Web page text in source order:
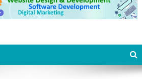
LONDON